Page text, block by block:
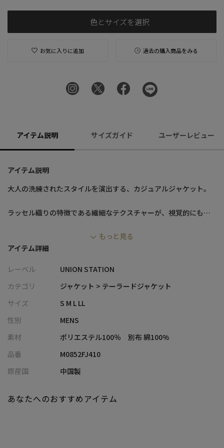
色とサイズを選択
お気に入りに追加 過去の購入商品をみる
アイテム説明 サイズガイド ユーザーレビュー
アイテム説明
大人の洗練されたスタイルを演出する、カジュアルジャケット。
ラッセル織りの特徴である繊細なテクスチャーが、視覚的にも魅
さらに、この生地の風合いは非常に柔らかく、肌触りが良いた
日常使いはもちろん、特別な日の装いにも最適です。
な装いに合わせることができます。
特にデニムパンツとの相性が抜群で、いつもとは一味違うスタイ
リッシュなコーディネートを楽しむことができます。
合わせやすいので、着こなしの幅を広げます。
心地にこだわったアイテムを展開。
もっと見る
アイテム詳細
レーベル
UNION STATION
カテゴリ
ジャケット > テーラードジャケット
サイズ
S M L LL
性別
MENS
素材
ポリエステル100％ 別布 綿100%
品番
M0852FJ410
原産国
中国製
あなたへのおすすめアイテム